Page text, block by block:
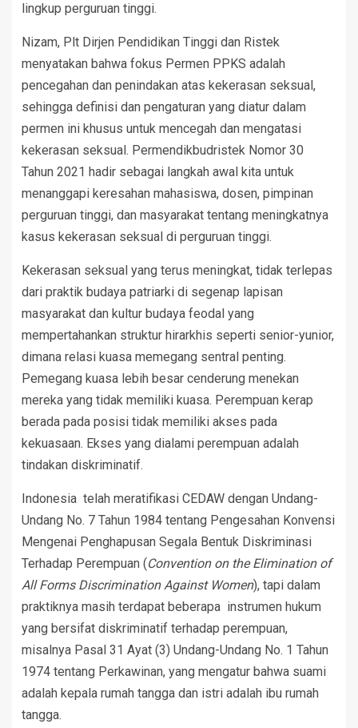
lingkup perguruan tinggi.
Nizam, Plt Dirjen Pendidikan Tinggi dan Ristek
menyatakan bahwa fokus Permen PPKS adalah
pencegahan dan penindakan atas kekerasan seksual,
sehingga definisi dan pengaturan yang diatur dalam
permen ini khusus untuk mencegah dan mengatasi
kekerasan seksual. Permendikbudristek Nomor 30
Tahun 2021 hadir sebagai langkah awal kita untuk
menanggapi keresahan mahasiswa, dosen, pimpinan
perguruan tinggi, dan masyarakat tentang meningkatnya
kasus kekerasan seksual di perguruan tinggi.
Kekerasan seksual yang terus meningkat, tidak terlepas
dari praktik budaya patriarki di segenap lapisan
masyarakat dan kultur budaya feodal yang
mempertahankan struktur hirarkhis seperti senior-yunior,
dimana relasi kuasa memegang sentral penting.
Pemegang kuasa lebih besar cenderung menekan
mereka yang tidak memiliki kuasa. Perempuan kerap
berada pada posisi tidak memiliki akses pada
kekuasaan. Ekses yang dialami perempuan adalah
tindakan diskriminatif.
Indonesia telah meratifikasi CEDAW dengan Undang-
Undang No. 7 Tahun 1984 tentang Pengesahan Konvensi
Mengenai Penghapusan Segala Bentuk Diskriminasi
Terhadap Perempuan (Convention on the Elimination of
All Forms Discrimination Against Women), tapi dalam
praktiknya masih terdapat beberapa instrumen hukum
yang bersifat diskriminatif terhadap perempuan,
misalnya Pasal 31 Ayat (3) Undang-Undang No. 1 Tahun
1974 tentang Perkawinan, yang mengatur bahwa suami
adalah kepala rumah tangga dan istri adalah ibu rumah
tangga.